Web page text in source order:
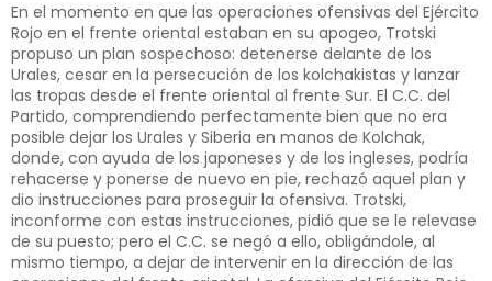
En el momento en que las operaciones ofensivas del Ejército
Rojo en el frente oriental estaban en su apogeo, Trotski
propuso un plan sospechoso: detenerse delante de los
Urales, cesar en la persecución de los kolchakistas y lanzar
las tropas desde el frente oriental al frente Sur. El C.C. del
Partido, comprendiendo perfectamente bien que no era
posible dejar los Urales y Siberia en manos de Kolchak,
donde, con ayuda de los japoneses y de los ingleses, podría
rehacerse y ponerse de nuevo en pie, rechazó aquel plan y
dio instrucciones para proseguir la ofensiva. Trotski,
inconforme con estas instrucciones, pidió que se le relevase
de su puesto; pero el C.C. se negó a ello, obligándole, al
mismo tiempo, a dejar de intervenir en la dirección de las